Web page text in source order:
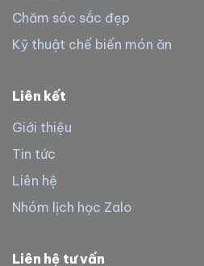
Chăm sóc sắc đẹp
Kỹ thuật chế biến món ăn
Liên kết
Giới thiệu
Tin tức
Liên hệ
Nhóm lịch học Zalo
Liên hệ tư vấn